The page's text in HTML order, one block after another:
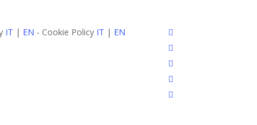
IT | EN - Cookie Policy IT | EN
facebook
pinterest
linkedin
youtube
instagram